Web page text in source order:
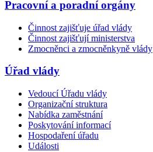
Pracovní a poradní orgány
Činnost zajišťuje úřad vlády
Činnost zajišťují ministerstva
Zmocněnci a zmocněnkyně vlády
Úřad vlády
Vedoucí Úřadu vlády
Organizační struktura
Nabídka zaměstnání
Poskytování informací
Hospodaření úřadu
Události